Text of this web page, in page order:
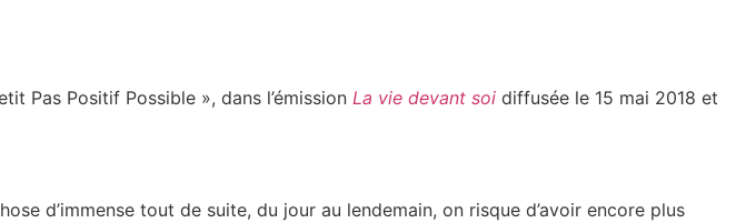
Pas Positif Possible », dans l’émission La vie devant soi diffusée le 15 mai 2018 et
d’immense tout de suite, du jour au lendemain, on risque d’avoir encore plus